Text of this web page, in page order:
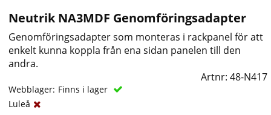
Neutrik NA3MDF Genomföringsadapter
Genomföringsadapter som monteras i rackpanel för att
enkelt kunna koppla från ena sidan panelen till den
andra.
Artnr:48-N417
Webblager: Finns i lager
Luleå